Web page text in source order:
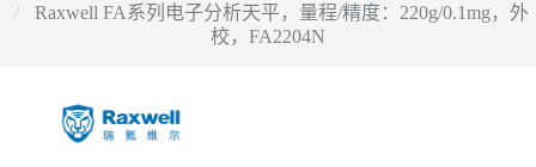
Raxwell FA系列电子分析天平，量程/精度：220g/0.1mg，外
校，FA2204N